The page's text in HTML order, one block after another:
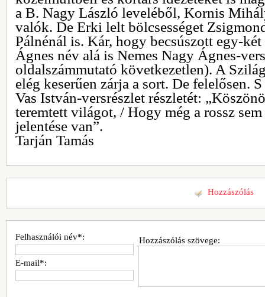
a B. Nagy László leveléből, Kornis
valók. De Erki lelt bölcsességet
Pálnénál is. Kár, hogy becsúszott egy-
Ágnes név alá is Nemes Nagy Ágnes-
oldalszámmutató következetlen). A
elég keserűen zárja a sort. De felelősen.
Vas István-versrészlet részletét:
teremtett világot, / Hogy még a rossz
jelentése van”.
Tarján Tamás
Hozzászólás
Hozzászólás szövege:
Felhasználói név*:
E-mail*: